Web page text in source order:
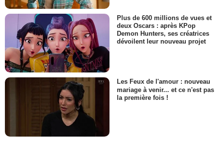
Plus de 600 millions de vues et
deux Oscars : après KPop
Demon Hunters, ses créatrices
dévoilent leur nouveau projet
Les Feux de l'amour : nouveau
mariage à venir... et ce n'est pas
la première fois !